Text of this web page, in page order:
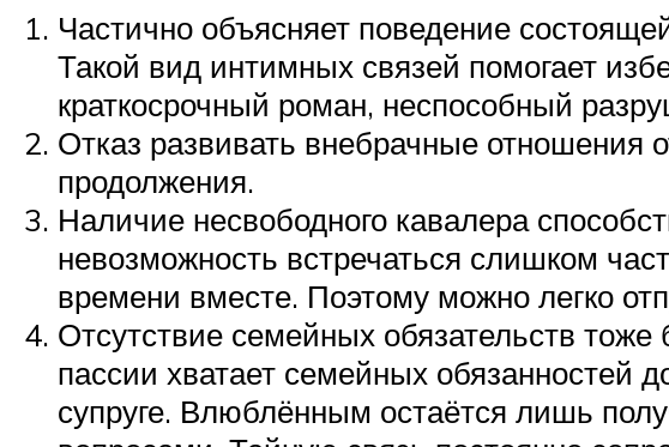
Частично объясняет поведение
Такой вид интимных связей помогает
краткосрочный роман, неспособный
Отказ развивать внебрачные отношения
продолжения.
Наличие несвободного кавалера
невозможность встречаться слишком
времени вместе. Поэтому можно легко
Отсутствие семейных обязательств
пассии хватает семейных обязанностей
супруге. Влюблённым остаётся лишь